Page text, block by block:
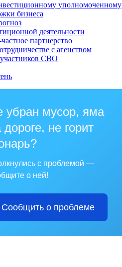
уполномоченному
бизнеса
деятельности
партнерство
с агенством
СВО
убран мусор, яма
дороге, не горит
с проблемой —
о ней!
Сообщить о проблеме